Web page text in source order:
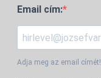
Email cím:
Adja meg az email címét!